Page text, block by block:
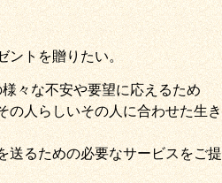
ントを贈りたい。
々な不安や要望に応えるため
の人らしいその人に合わせた生き
送るための必要なサービスをご提